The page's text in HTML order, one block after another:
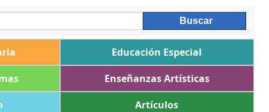
Educación Especial
Enseñanzas Artísticas
Artículos